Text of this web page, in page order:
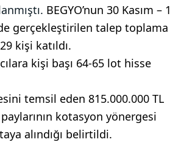
BEGYO’nun 30 Kasım – 1
gerçekleştirilen talep toplama
kişi katıldı.
kişi başı 64-65 lot hisse
temsil eden 815.000.000 TL
kotasyon yönergesi
alındığı belirtildi.